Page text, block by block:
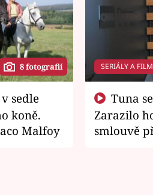
8 fotografií
koně.
Malfoy
SERIÁLY A
Zarazilo
smlouvě